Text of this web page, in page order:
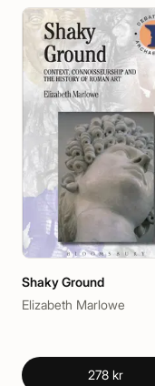
Shaky Ground
Elizabeth Marlowe
278 kr